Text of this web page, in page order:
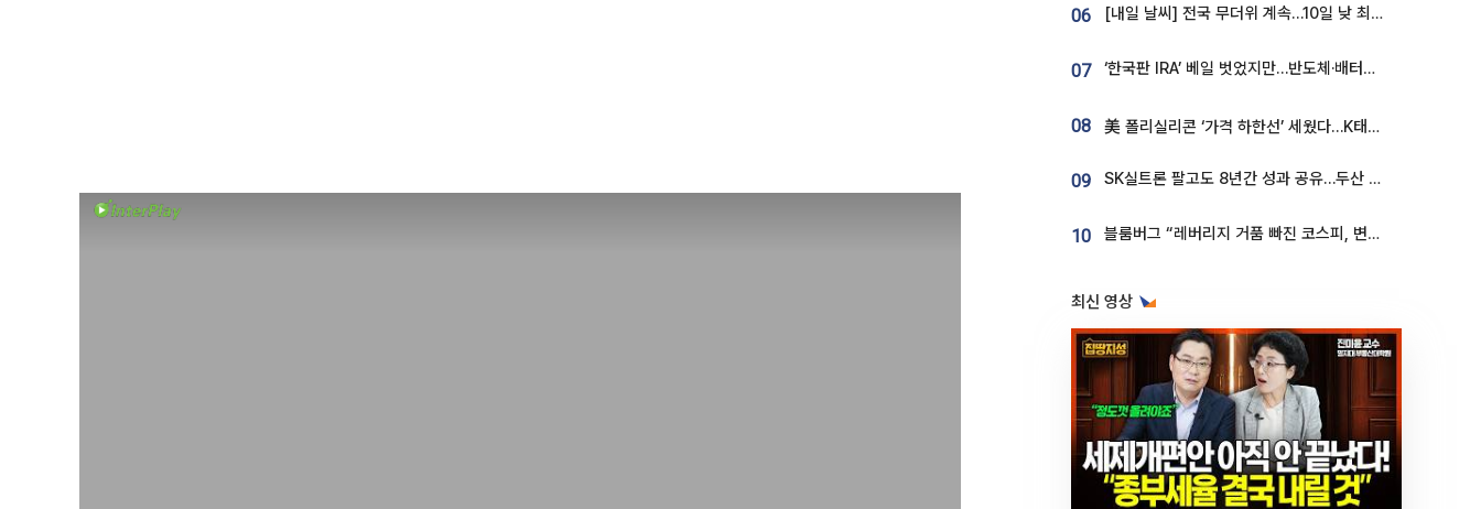
06 [내일 날씨] 전국 무더위 계속…10일 낮 최고 34도 육박
07 ‘한국판 IRA’ 베일 벗었지만…반도체·배터리 업계 “시행령이 관건”
08 美 폴리실리콘 ‘가격 하한선’ 세웠다…K태양광 수혜 기대
09 SK실트론 팔고도 8년간 성과 공유…두산 인수대금 2.3조가 끝 아냐
10 블룸버그 “레버리지 거품 빠진 코스피, 변동성 최악 국면 지났을 가능성”
최신 영상